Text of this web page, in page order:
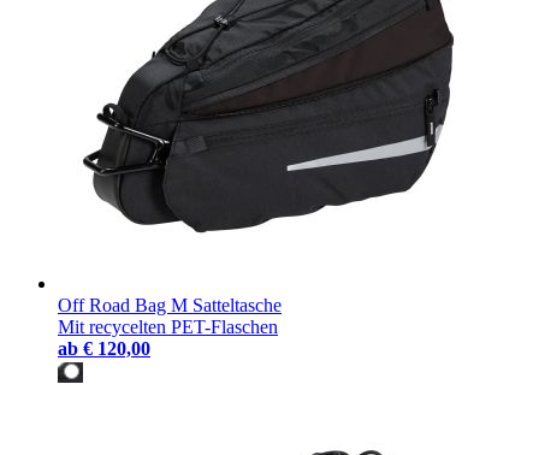
Off Road Bag M Satteltasche
Mit recycelten PET-Flaschen
ab € 120,00